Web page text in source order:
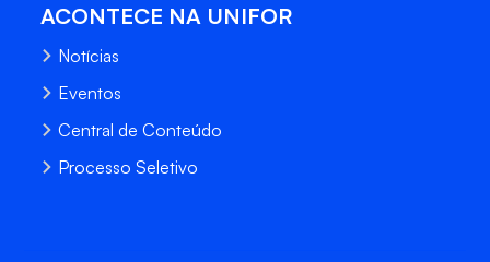
ACONTECE NA UNIFOR
Notícias
Eventos
Central de Conteúdo
Processo Seletivo